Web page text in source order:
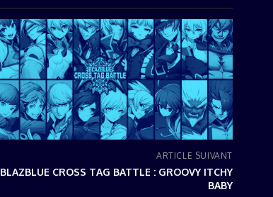
ARTICLE SUIVANT
BLAZBLUE CROSS TAG BATTLE : GROOVY ITCHY
BABY